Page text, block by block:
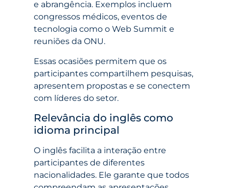
e abrangência. Exemplos incluem
congressos médicos, eventos de
tecnologia como o Web Summit e
reuniões da ONU.
Essas ocasiões permitem que os
participantes compartilhem pesquisas,
apresentem propostas e se conectem
com líderes do setor.
Relevância do inglês como
idioma principal
O inglês facilita a interação entre
participantes de diferentes
nacionalidades. Ele garante que todos